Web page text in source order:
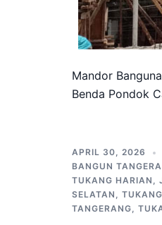
Mandor
Benda Pondok
APRIL 30, 2026
BANGUN
TUKANG HARIAN ,
SELATAN , TUKANG
TANGERANG,